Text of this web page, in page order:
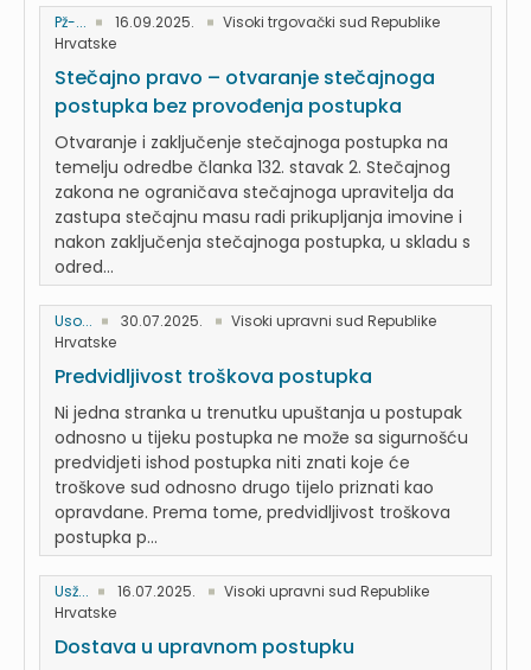
Pž-... 16.09.2025.
Visoki trgovački sud Republike
Hrvatske
Stečajno pravo – otvaranje stečajnoga
postupka bez provođenja postupka
Otvaranje i zaključenje stečajnoga postupka na
temelju odredbe članka 132. stavak 2. Stečajnog
zakona ne ograničava stečajnoga upravitelja da
zastupa stečajnu masu radi prikupljanja imovine i
nakon zaključenja stečajnoga postupka, u skladu s
odred...
Uso... 30.07.2025.
Visoki upravni sud Republike
Hrvatske
Predvidljivost troškova postupka
Ni jedna stranka u trenutku upuštanja u postupak
odnosno u tijeku postupka ne može sa sigurnošću
predvidjeti ishod postupka niti znati koje će
troškove sud odnosno drugo tijelo priznati kao
opravdane. Prema tome, predvidljivost troškova
postupka p...
Usž... 16.07.2025.
Visoki upravni sud Republike
Hrvatske
Dostava u upravnom postupku